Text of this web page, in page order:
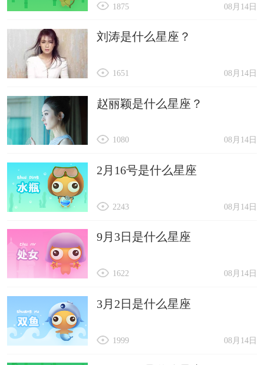
08月14日
1875
刘涛是什么星座？
08月14日
1651
赵丽颖是什么星座？
08月14日
1080
2月16号是什么星座
08月14日
2243
9月3日是什么星座
08月14日
1622
3月2日是什么星座
08月14日
1999